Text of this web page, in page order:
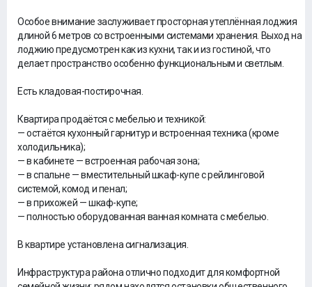
Особое внимание заслуживает просторная утеплённая лоджия
длиной 6 метров со встроенными системами хранения. Выход на
лоджию предусмотрен как из кухни, так и из гостиной, что
делает пространство особенно функциональным и светлым.
Есть кладовая-постирочная.
Квартира продаётся с мебелью и техникой:
— остаётся кухонный гарнитур и встроенная техника (кроме
холодильника);
— в кабинете — встроенная рабочая зона;
— в спальне — вместительный шкаф-купе с рейлинговой
системой, комод и пенал;
— в прихожей — шкаф-купе;
— полностью оборудованная ванная комната с мебелью.
В квартире установлена сигнализация.
Инфраструктура района отлично подходит для комфортной